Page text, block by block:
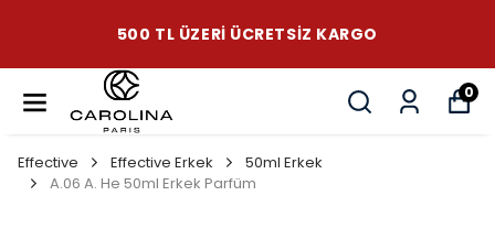
500 TL ÜZERI ÜCRETSIZ KARGO
0
Effective Effective Erkek
50ml Erkek
A.06 A. He 50ml Erkek Parfüm